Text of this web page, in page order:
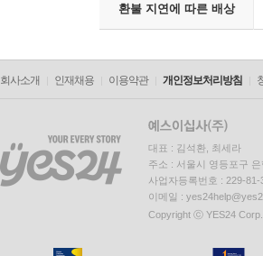
환불 지연에 따른 배상
회사소개 인재채용 이용약관 개인정보처리방침
대표 : 김석환, 최세라
주소 : 서울시 영등포구
사업자등록번호 : 229-
이메일 :
Copyright ⓒ YES24 Corp.